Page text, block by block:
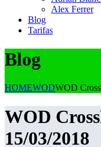
Alex Ferrer
Blog
Tarifas
Blog
HOMEWODWOD
WOD
15/03/2018